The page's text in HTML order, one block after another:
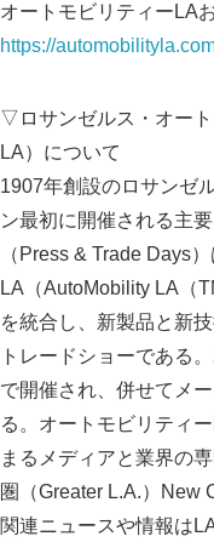
オートモビリティーLA
https://
▽ロサンゼルス・オー
LA）について
1907年創設のロサンゼ
ン最初に開催される主
（Press & Trade Days
LA（AutoMobility LA（
を統合し、新製品と新
トレードショーである
で開催され、併せてメ
る。オートモビリティ
まるメディアと業界の
圏（Greater L.A.）New
関連ニュースや情報は